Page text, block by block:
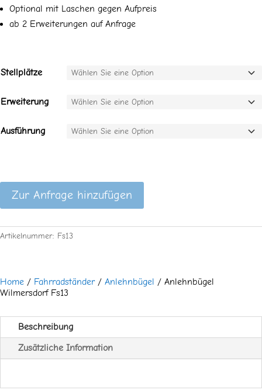
Optional mit Laschen gegen Aufpreis
ab 2 Erweiterungen auf Anfrage
Stellplätze
Erweiterung
Ausführung
Zur Anfrage hinzufügen
Artikelnummer: Fs13
Home / Fahrradständer/ Anlehnbügel / Anlehnbügel
Wilmersdorf Fs13
Beschreibung
Zusätzliche Information